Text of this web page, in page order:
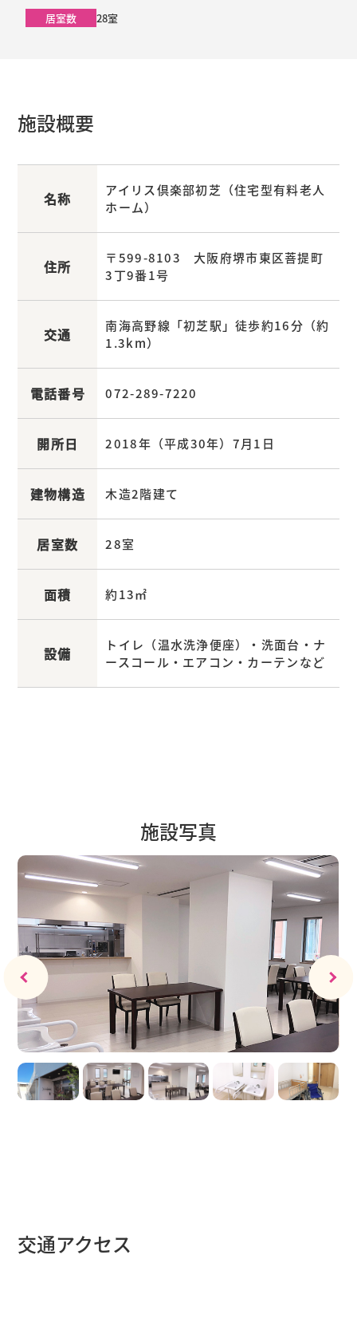
居室数
28室
施設概要
名称
アイリス倶楽部初芝（住宅型有料老人
ホーム）
住所
〒599-8103 大阪府堺市東区菩提町
3丁9番1号
交通
南海高野線「初芝駅」徒歩約16分（約
1.3km）
電話番号 072-289-7220
開所日 2018年（平成30年）7月1日
建物構造 木造2階建て
居室数 28室
面積 約13㎡
設備
トイレ（温水洗浄便座）・洗面台・ナ
ースコール・エアコン・カーテンなど
施設写真
交通アクセス